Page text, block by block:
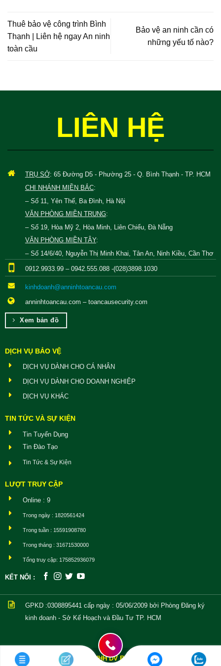
Thuê bảo vệ công trình Bình
Thạnh | Liên hệ ngay An ninh
toàn cầu
Bảo vệ an ninh cần có
những yếu tố nào?
LIÊN HỆ
TRỤ SỞ: 65 Đường D5 - Phường 25 - Q. Bình Thạnh - TP. HCM
CHI NHÁNH MIỀN BẮC:
– Số 11, Yên Thế, Ba Đình, Hà Nội
VĂN PHÒNG MIỀN TRUNG:
– Số 19, Hòa Mỹ 2, Hòa Minh, Liên Chiểu, Đà Nẵng
VĂN PHÒNG MIỀN TÂY:
– Số 14/6/40, Nguyễn Thị Minh Khai, Tân An, Ninh Kiều, Cần Thơ
0912.9933.99 – 0942.555.088 -(028)3898.1030
kinhdoanh@anninhtoancau.com
anninhtoancau.com – toancausecurity.com
Xem bản đồ
DỊCH VỤ BẢO VỆ
DỊCH VỤ DÀNH CHO CÁ NHÂN
DỊCH VỤ DÀNH CHO DOANH NGHIỆP
DỊCH VỤ KHÁC
TIN TỨC VÀ SỰ KIỆN
Tin Tuyển Dụng
Tin Đào Tạo
Tin Tức & Sự Kiện
LƯỢT TRUY CẬP
Online : 9
Trong ngày : 1820561424
Trong tuần : 15591908780
Trong tháng : 31671530000
Tổng truy cập: 175852936079
KẾT NỐI :
GPKD :0308895441 cấp ngày : 05/06/2009 bởi Phòng Đăng ký
kinh doanh - Sở Kế Hoạch và Đầu Tư TP. HCM
Copyright © 2021 CÔNG TY TNHH DV BV AN NINH TOAN CẦU| BẢO